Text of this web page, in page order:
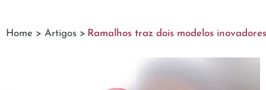
Home > Artigos > Ramalhos traz dois modelos